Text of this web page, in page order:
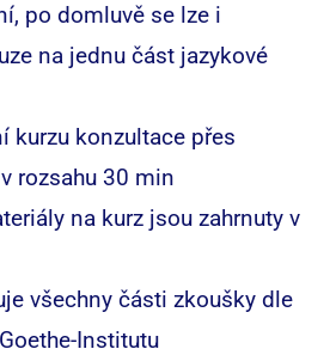
po domluvě se lze i
na jednu část jazykové
kurzu konzultace přes
rozsahu 30 min
na kurz jsou zahrnuty v
všechny části zkoušky dle
Institutu